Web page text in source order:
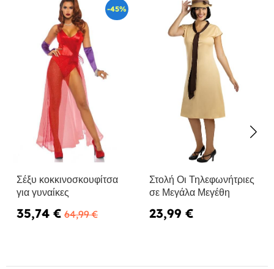
-45%
Σέξυ κοκκινοσκουφίτσα
για γυναίκες
35,74 € 64,99 €
Στολή Οι Τηλεφωνήτριες
σε Μεγάλα Μεγέθη
23,99 €